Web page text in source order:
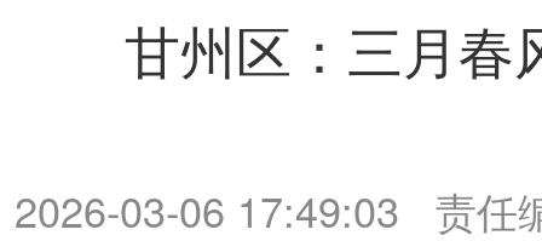
甘州区：三月春
2026-03-06 17:49:03
责任